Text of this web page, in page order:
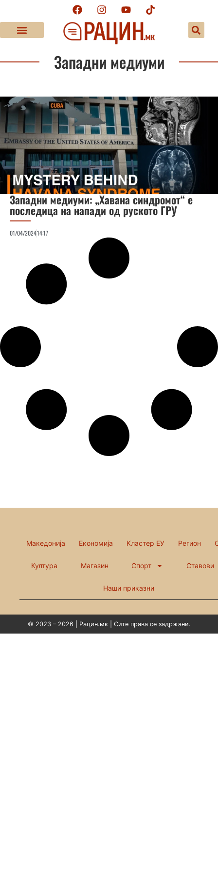
Западни медиуми
Западни медиуми: „Хавана синдромот“ е
последица на напади од руското ГРУ
01/04/202414:17
Македонија Економија Кластер ЕУ Регион
Култура Магазин Спорт Ставови
Наши приказни
© 2023 – 2026 | Рацин.мк | Сите права се задржани.